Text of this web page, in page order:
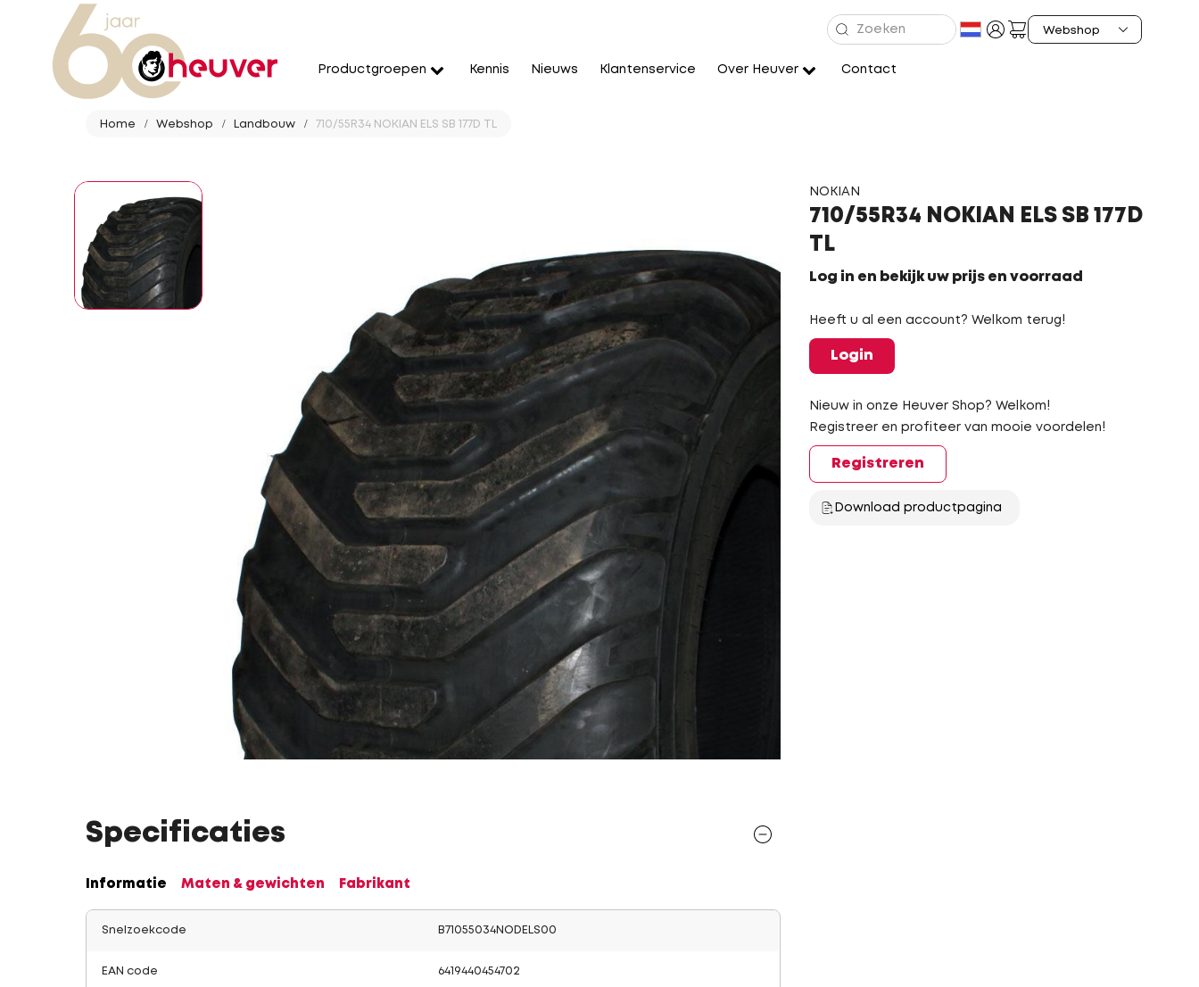
Productgroepen Kennis Nieuws Klantenservice Over Heuver Contact
Home Webshop Landbouw 710/55R34 NOKIAN ELS SB 177D TL
NOKIAN
710/55R34 NOKIAN ELS SB 177D
TL
Log in en bekijk uw prijs en voorraad
Heeft u al een account? Welkom terug!
Login
Nieuw in onze Heuver Shop? Welkom!
Registreer en profiteer van mooie voordelen!
Registreren
Download productpagina
Specificaties
Informatie Maten & gewichten Fabrikant
Snelzoekcode B71055034NODELS00
EAN code 6419440454702